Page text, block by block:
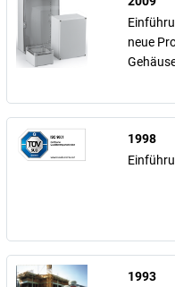
neue
1998
1993